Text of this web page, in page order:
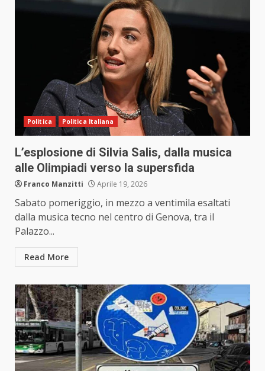
Politica Politica Italiana
L’esplosione di Silvia Salis, dalla musica
alle Olimpiadi verso la supersfida
Franco Manzitti Aprile 19, 2026
Sabato pomeriggio, in mezzo a ventimila esaltati
dalla musica tecno nel centro di Genova, tra il
Palazzo...
Read More